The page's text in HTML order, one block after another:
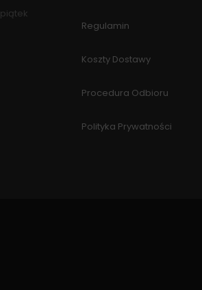
Regulamin
Koszty Dostawy
Procedura Odbioru
Polityka Prywatności